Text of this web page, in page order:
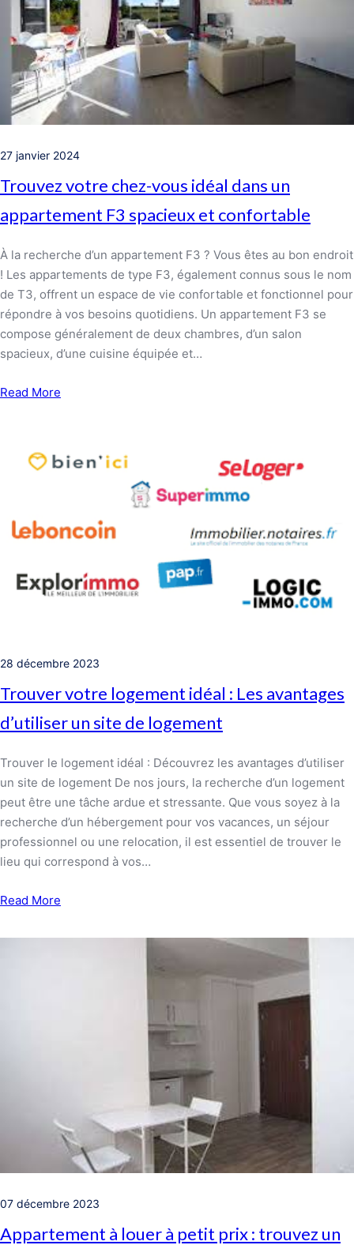
27 janvier 2024
Trouvez votre chez-vous idéal dans un
appartement F3 spacieux et confortable
À la recherche d’un appartement F3 ? Vous êtes au bon endroit
! Les appartements de type F3, également connus sous le nom
de T3, offrent un espace de vie confortable et fonctionnel pour
répondre à vos besoins quotidiens. Un appartement F3 se
compose généralement de deux chambres, d’un salon
spacieux, d’une cuisine équipée et…
Read More
28 décembre 2023
Trouver votre logement idéal : Les avantages
d’utiliser un site de logement
Trouver le logement idéal : Découvrez les avantages d’utiliser
un site de logement De nos jours, la recherche d’un logement
peut être une tâche ardue et stressante. Que vous soyez à la
recherche d’un hébergement pour vos vacances, un séjour
professionnel ou une relocation, il est essentiel de trouver le
lieu qui correspond à vos…
Read More
07 décembre 2023
Appartement à louer à petit prix : trouvez un